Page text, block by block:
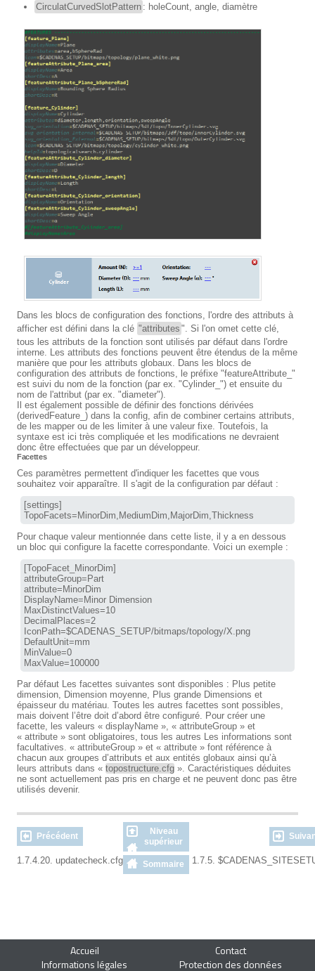
CirculatCurvedSlotPattern : holeCount, angle, diamètre
Dans les blocs de configuration des fonctions, l'ordre des attributs à
afficher est défini dans la clé "attributes ". Si l'on omet cette clé,
tous les attributs de la fonction sont utilisés par défaut dans l'ordre
interne. Les attributs des fonctions peuvent être étendus de la même
manière que pour les attributs globaux. Dans les blocs de
configuration des attributs de fonctions, le préfixe "featureAttribute_"
est suivi du nom de la fonction (par ex. "Cylinder_") et ensuite du
nom de l'attribut (par ex. "diameter").
Il est également possible de définir des fonctions dérivées
(derivedFeature_) dans la config, afin de combiner certains attributs,
de les mapper ou de les limiter à une valeur fixe. Toutefois, la
syntaxe est ici très compliquée et les modifications ne devraient
donc être effectuées que par un développeur.
Facettes
Ces paramètres permettent d'indiquer les facettes que vous
souhaitez voir apparaître. Il s'agit de la configuration par défaut :
[settings]
TopoFacets=MinorDim,MediumDim,MajorDim,Thickness
Pour chaque valeur mentionnée dans cette liste, il y a en dessous
un bloc qui configure la facette correspondante. Voici un exemple :
[TopoFacet_MinorDim]
attributeGroup=Part
attribute=MinorDim
DisplayName=Minor Dimension
MaxDistinctValues=10
DecimalPlaces=2
IconPath=$CADENAS_SETUP/bitmaps/topology/X.png
DefaultUnit=mm
MinValue=0
MaxValue=100000
Par défaut Les facettes suivantes sont disponibles : Plus petite
dimension, Dimension moyenne, Plus grande Dimensions et
épaisseur du matériau. Toutes les autres facettes sont possibles,
mais doivent l’être doit d’abord être configuré. Pour créer une
facette, les valeurs « displayName », « attributeGroup » et
« attribute » sont obligatoires, tous les autres Les informations sont
facultatives. « attributeGroup » et « attribute » font référence à
chacun aux groupes d’attributs et aux entités globaux ainsi qu’à
leurs attributs dans « topostructure.cfg ». Caractéristiques déduites
ne sont actuellement pas pris en charge et ne peuvent donc pas être
utilisés devenir.
Précédent
Niveau
supérieur
1.7.4.20. updatecheck.cfg Sommaire 1.7.5.
Accueil
Contact
Informations légales
Protection des données